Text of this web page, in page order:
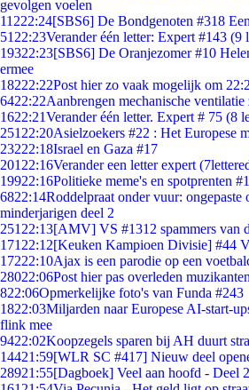
gevolgen voelen
11222:24[SBS6] De Bondgenoten #318
51 22:23Verander één letter: Expert #143 (9
19322:23[SBS6] De Oranjezomer #10
ermee
18222:22Post hier zo vaak mogelijk om
6422:22Aanbrengen mechanische
1622:21Verander één letter. Expert # 75 (8
251 22:20Asielzoekers #22 : Het Europese
23222:18Israel en Gaza #17
201 22:16Verander een letter expert
19922:16Politieke meme's en spotprenten
6822:14Roddelpraat onder vuur: ongepaste
minderjarigen deel 2
251 22:13[AMV] VS #1312 spammers van
171 22:12[Keuken Kampioen Divisie] #44
17222:10Ajax is een parodie op een
28022:06Post hier pas overleden
822:06Opmerkelijke foto's van Funda #243
1822:03Miljarden naar Europese AI-start-
flink mee
9422:02Koopzegels sparen bij AH duurt
14421:59[WLR SC #417] Nieuw deel
28921:55[Dagboek] Veel aan hoofd - Deel